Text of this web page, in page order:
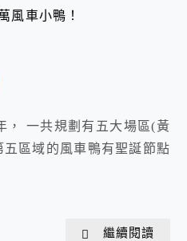
風車小鴨！
， 一共規劃有五大場區(黃
區域的風車鴨有聖誕節點
繼續閱讀